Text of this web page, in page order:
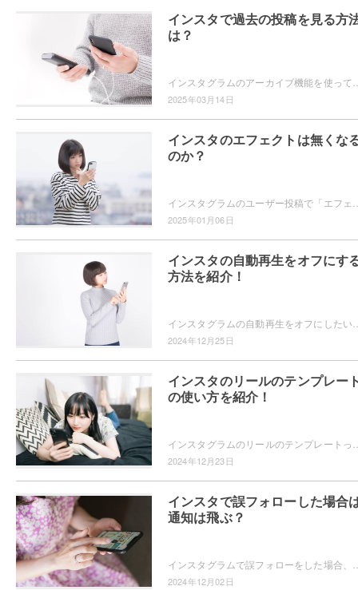
インスタで過去の投稿を見る方
は？
2025年03月14日
インスタのエフェクトは無くな
のか？
2025年01月06日
インスタの自動再生をオフにす
方法を紹介！
2024年12月25日
インスタのリールのテンプレー
の使い方を紹介！
2024年12月23日
インスタで誤フォローした場合
通知は飛ぶ？
2024年12月02日